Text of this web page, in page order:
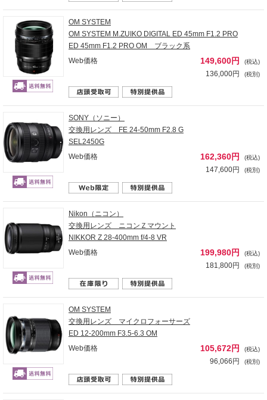
OM SYSTEM
OM SYSTEM M.ZUIKO DIGITAL ED 45mm F1.2 PRO
ED 45mm F1.2 PRO OM ブラック系
Web価格
149,600円 (税込)
136,000円 (税別)
SONY（ソニー）
交換用レンズ FE 24-50mm F2.8 G
SEL2450G
Web価格
162,360円 (税込)
147,600円 (税別)
Nikon（ニコン）
交換用レンズ ニコンＺマウント
NIKKOR Z 28-400mm f/4-8 VR
Web価格
199,980円 (税込)
181,800円 (税別)
OM SYSTEM
交換用レンズ マイクロフォーサーズ
ED 12-200mm F3.5-6.3 OM
Web価格
105,672円 (税込)
96,066円 (税別)